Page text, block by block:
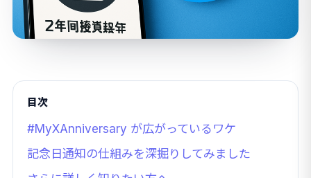
目次
#MyXAnniversary が広がっているワケ
記念日通知の仕組みを深掘りしてみました